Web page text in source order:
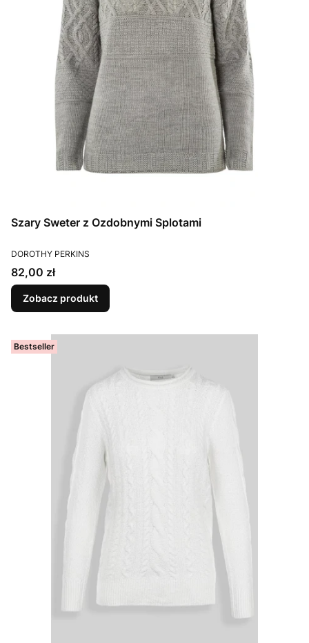
Szary Sweter z Ozdobnymi Splotami
PRODUCENT
DOROTHY PERKINS
Cena
82,00 zł
Zobacz produkt
Bestseller